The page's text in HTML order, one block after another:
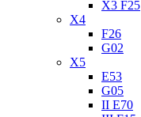
X3 F25
X4
F26
G02
X5
E53
G05
II E70